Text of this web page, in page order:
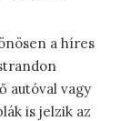
a híres
autóval vagy
is jelzik az